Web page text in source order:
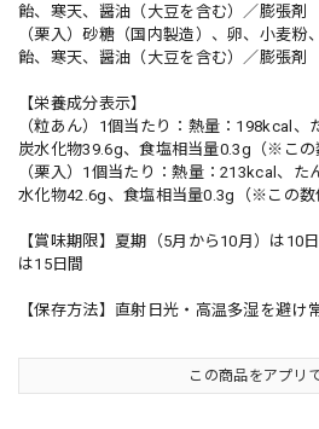
飴、寒天、醤油（大豆を含む）／膨張剤
（栗入）砂糖（国内製造）、卵、小麦
飴、寒天、醤油（大豆を含む）／膨張剤
【栄養成分表示】
（粒あん）1個当たり：熱量：198kcal、
炭水化物39.6g、食塩相当量0.3g（※この
（栗入）1個当たり：熱量：213kcal、
水化物42.6g、食塩相当量0.3g（※この数
【賞味期限】夏期（5月から10月）は10
は15日間
【保存方法】直射日光・高温多湿を避け
この商品をアプリ